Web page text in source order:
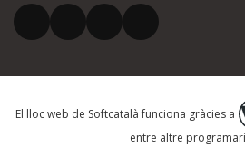
El vostre correu electrònic *
Què proposeu?
El lloc web de Softcatalà funciona gràcies a
entre altre